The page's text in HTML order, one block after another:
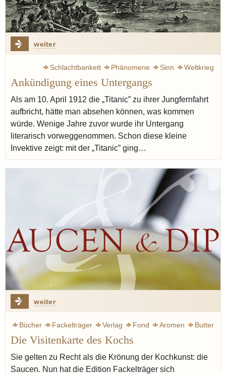
weiter
Schlachtbankett Phänomene Sinn
Weltkrieg
Zweig Stefan
Krieg Escoffier Auguste
Austern
Käse Spargel Lachs Graupen
Gerste
Birne
Sherry Madeira
Ankündigung eines Untergangs
Als am 10. April 1912 die „Titanic” zu ihrer Jungfernfahrt
aufbricht, hätte man absehen können, was kommen
würde. Wenige Jahre zuvor wurde ihr Untergang
literarisch vorweggenommen. Schon diese kleine
Invektive zeigt: mit der „Titanic” ging…
weiter
Bücher Fackelträger Verlag Fond Aromen
Butter
Öl
Kräuter Obst Käse
Sprache
Warenkunde
Die Visitenkarte des Kochs
Sie gelten zu Recht als die Krönung der Kochkunst: die
Saucen. Nun hat die Edition Fackelträger sich